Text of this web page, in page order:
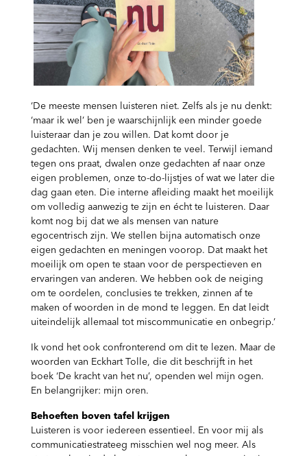
‘De meeste mensen luisteren niet. Zelfs als je nu denkt:
‘maar ik wel’ ben je waarschijnlijk een minder goede
luisteraar dan je zou willen. Dat komt door je
gedachten. Wij mensen denken te veel. Terwijl iemand
tegen ons praat, dwalen onze gedachten af naar onze
eigen problemen, onze to-do-lijstjes of wat we later die
dag gaan eten. Die interne afleiding maakt het moeilijk
om volledig aanwezig te zijn en écht te luisteren. Daar
komt nog bij dat we als mensen van nature
egocentrisch zijn. We stellen bijna automatisch onze
eigen gedachten en meningen voorop. Dat maakt het
moeilijk om open te staan voor de perspectieven en
ervaringen van anderen. We hebben ook de neiging
om te oordelen, conclusies te trekken, zinnen af te
maken of woorden in de mond te leggen. En dat leidt
uiteindelijk allemaal tot miscommunicatie en onbegrip.’
Ik vond het ook confronterend om dit te lezen. Maar de
woorden van Eckhart Tolle, die dit beschrijft in het
boek ‘De kracht van het nu’, openden wel mijn ogen.
En belangrijker: mijn oren.
Behoeften boven tafel krijgen
Luisteren is voor iedereen essentieel. En voor mij als
communicatiestrateeg misschien wel nog meer. Als